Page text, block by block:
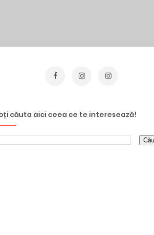
căuta aici ceea ce te interesează!